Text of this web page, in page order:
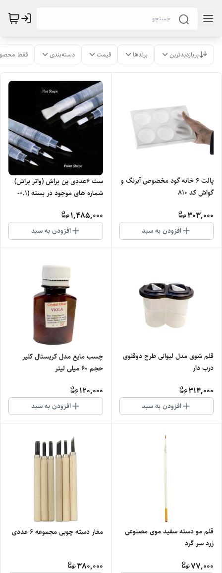
پربازدیدترین برندها قیمت دسته‌بندی فقط
پالت 6 خانه گود مخصوص آبرنگ و
گواش کد 810
303,000
افزودن به سبد
ست 6عددی پن براش (واتر براش)
شماره های موجود در بسته (0.1-
1,485,000
افزودن به سبد
قلم شوی مدل لیوانی طرح دوقلوی
درب دار
314,000
افزودن به سبد
چسب مایع مدل کریستال کلیر
حجم 60 میلی لیتر
120,000
افزودن به سبد
قلم مو دسته سفید موی مصنوعی
زرد سر گرد
77,000
مغار دسته چوبی مجموعه 6 عددی
380,000